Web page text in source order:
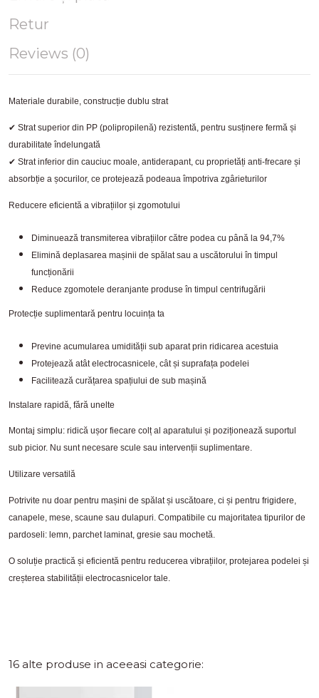
Retur
Reviews (0)
Materiale durabile, construcție dublu strat
✔ Strat superior din PP (polipropilenă) rezistentă, pentru susținere fermă și
durabilitate îndelungată
✔ Strat inferior din cauciuc moale, antiderapant, cu proprietăți anti-frecare și
absorbție a șocurilor, ce protejează podeaua împotriva zgârieturilor
Reducere eficientă a vibrațiilor și zgomotului
Diminuează transmiterea vibrațiilor către podea cu până la 94,7%
Elimină deplasarea mașinii de spălat sau a uscătorului în timpul
funcționării
Reduce zgomotele deranjante produse în timpul centrifugării
Protecție suplimentară pentru locuința ta
Previne acumularea umidității sub aparat prin ridicarea acestuia
Protejează atât electrocasnicele, cât și suprafața podelei
Facilitează curățarea spațiului de sub mașină
Instalare rapidă, fără unelte
Montaj simplu: ridică ușor fiecare colț al aparatului și poziționează suportul
sub picior. Nu sunt necesare scule sau intervenții suplimentare.
Utilizare versatilă
Potrivite nu doar pentru mașini de spălat și uscătoare, ci și pentru frigidere,
canapele, mese, scaune sau dulapuri. Compatibile cu majoritatea tipurilor de
pardoseli: lemn, parchet laminat, gresie sau mochetă.
O soluție practică și eficientă pentru reducerea vibrațiilor, protejarea podelei și
creșterea stabilității electrocasnicelor tale.
16 alte produse in aceeasi categorie: